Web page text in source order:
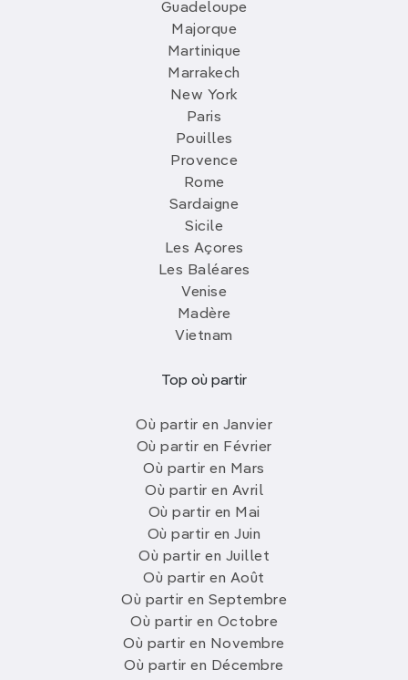
Guadeloupe
Majorque
Martinique
Marrakech
New York
Paris
Pouilles
Provence
Rome
Sardaigne
Sicile
Les Açores
Les Baléares
Venise
Madère
Vietnam
Top où partir
Où partir en Janvier
Où partir en Février
Où partir en Mars
Où partir en Avril
Où partir en Mai
Où partir en Juin
Où partir en Juillet
Où partir en Août
Où partir en Septembre
Où partir en Octobre
Où partir en Novembre
Où partir en Décembre